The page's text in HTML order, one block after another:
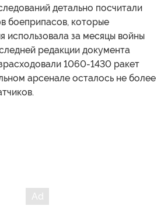
детально посчитали
боеприпасов, которые
использовала за месяцы войны
редакции документа
1060-1430 ракет
арсенале осталось не более